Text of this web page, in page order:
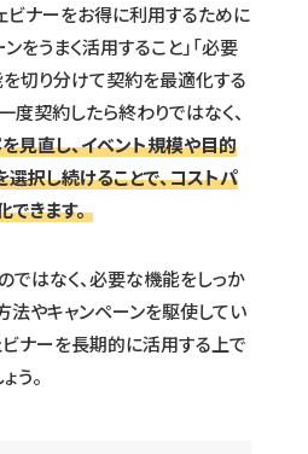
ビナーをお得に利用するために
をうまく活用すること」「必要
切り分けて契約を最適化する
度契約したら終わりではなく、
見直し、イベント規模や目的
択し続けることで、コストパ
できます。
ではなく、必要な機能をしっか
法やキャンペーンを駆使してい
ナーを長期的に活用する上で
う。